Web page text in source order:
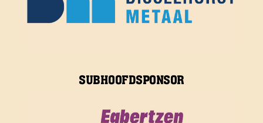
SUBHOOFDSPONSOR